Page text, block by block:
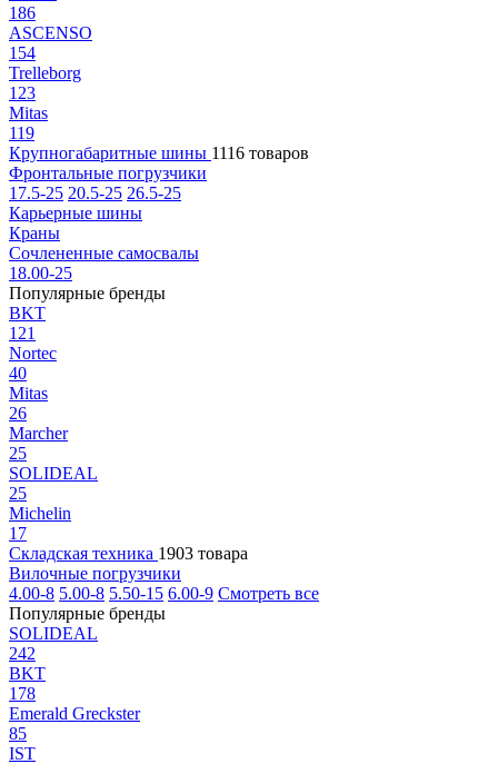
186
ASCENSO
154
Trelleborg
123
Mitas
119
Крупногабаритные шины 1116 товаров
Фронтальные погрузчики
17.5-25 20.5-25 26.5-25
Карьерные шины
Краны
Сочлененные самосвалы
18.00-25
Популярные бренды
BKT
121
Nortec
40
Mitas
26
Marcher
25
SOLIDEAL
25
Michelin
17
Складская техника 1903 товара
Вилочные погрузчики
4.00-8 5.00-8 5.50-15 6.00-9 Смотреть все
Популярные бренды
SOLIDEAL
242
BKT
178
Emerald Greckster
85
IST